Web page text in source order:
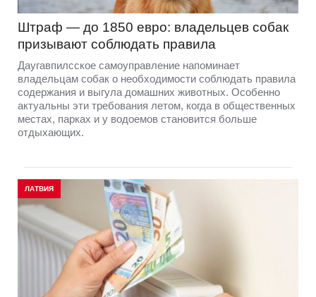
Штраф — до 1850 евро: владельцев собак
призывают соблюдать правила
Даугавпилсское самоуправление напоминает
владельцам собак о необходимости соблюдать правила
содержания и выгула домашних животных. Особенно
актуальны эти требования летом, когда в общественных
местах, парках и у водоемов становится больше
отдыхающих.
ЛАТВИЯ